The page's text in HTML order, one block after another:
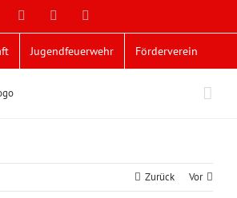
Facebook
Jugendfeuerwehr Förderverein
Zurück Vor